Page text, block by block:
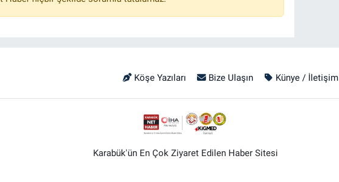
Köşe Yazıları Bize Ulaşın Künye / İletişim
Karabük'ün En Çok Ziyaret Edilen Haber Sitesi